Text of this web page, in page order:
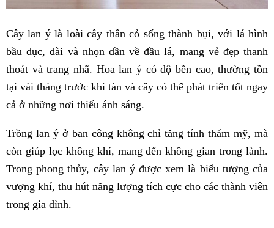
Cây lan ý là loài cây thân cỏ sống thành bụi, với lá hình
bầu dục, dài và nhọn dần về đầu lá, mang vẻ đẹp thanh
thoát và trang nhã. Hoa lan ý có độ bền cao, thường tồn
tại vài tháng trước khi tàn và cây có thể phát triển tốt ngay
cả ở những nơi thiếu ánh sáng.
Trồng lan ý ở ban công không chỉ tăng tính thẩm mỹ, mà
còn giúp lọc không khí, mang đến không gian trong lành.
Trong phong thủy, cây lan ý được xem là biểu tượng của
vượng khí, thu hút năng lượng tích cực cho các thành viên
trong gia đình.